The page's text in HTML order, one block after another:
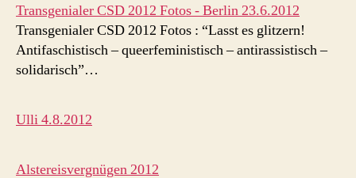
Transgenialer CSD 2012 Fotos - Berlin 23.6.2012
Transgenialer CSD 2012 Fotos : “Lasst es glitzern!
Antifaschistisch – queerfeministisch – antirassistisch –
solidarisch”…
Ulli 4.8.2012
Alstereisvergnügen 2012